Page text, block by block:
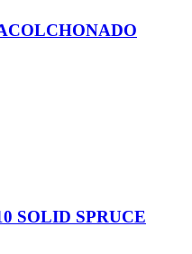
SOLID SPRUCE